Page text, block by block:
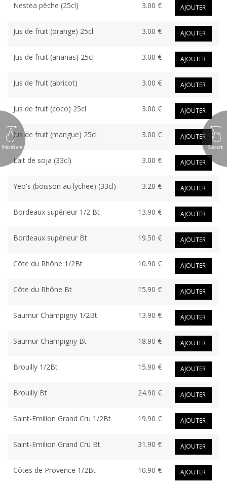
Nestea pêche (25cl) 3.00 € AJOUTER
Jus de fruit (orange) 25cl 3.00 € AJOUTER
Jus de fruit (ananas) 25cl 3.00 € AJOUTER
Jus de fruit (abricot) 3.00 € AJOUTER
Jus de fruit (coco) 25cl 3.00 € AJOUTER
Jus de fruit (mangue) 25cl 3.00 € AJOUTER
Lait de soja (33cl) 3.00 € AJOUTER
Yeo's (boisson au lychee) (33cl) 3.20 € AJOUTER
Bordeaux supérieur 1/2 Bt 13.90 € AJOUTER
Bordeaux supérieur Bt 19.50 € AJOUTER
Côte du Rhône 1/2Bt 10.90 € AJOUTER
Côte du Rhône Bt 15.90 € AJOUTER
Saumur Champigny 1/2Bt 13.90 € AJOUTER
Saumur Champigny Bt 18.90 € AJOUTER
Brouilly 1/2Bt 15.90 € AJOUTER
Brouilly Bt 24.90 € AJOUTER
Saint-Emilion Grand Cru 1/2Bt 19.90 € AJOUTER
Saint-Emilion Grand Cru Bt 31.90 € AJOUTER
Côtes de Provence 1/2Bt 10.90 € AJOUTER
Suivant
Précédent